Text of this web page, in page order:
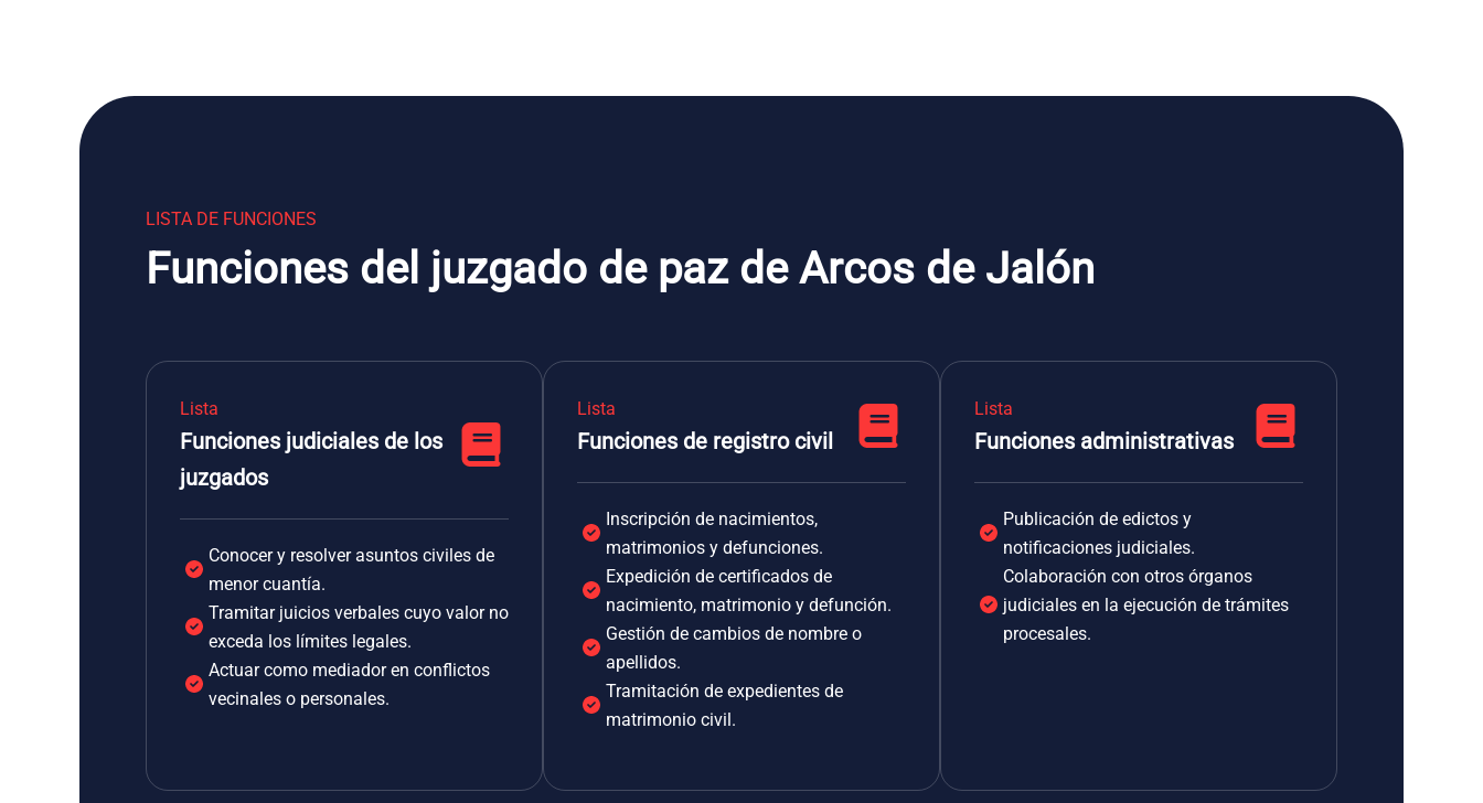
LISTA DE FUNCIONES
Funciones del juzgado de paz de Arcos de Jalón
Lista
Funciones judiciales de los
juzgados
Conocer y resolver asuntos civiles de
menor cuantía.
Tramitar juicios verbales cuyo valor no
exceda los límites legales.
Actuar como mediador en conflictos
vecinales o personales.
Lista
Funciones de registro civil
Inscripción de nacimientos,
matrimonios y defunciones.
Expedición de certificados de
nacimiento, matrimonio y defunción.
Gestión de cambios de nombre o
apellidos.
Tramitación de expedientes de
matrimonio civil.
Lista
Funciones administrativas
Publicación de edictos y
notificaciones judiciales.
Colaboración con otros órganos
judiciales en la ejecución de trámites
procesales.